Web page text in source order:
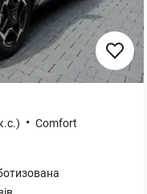
• Comfort